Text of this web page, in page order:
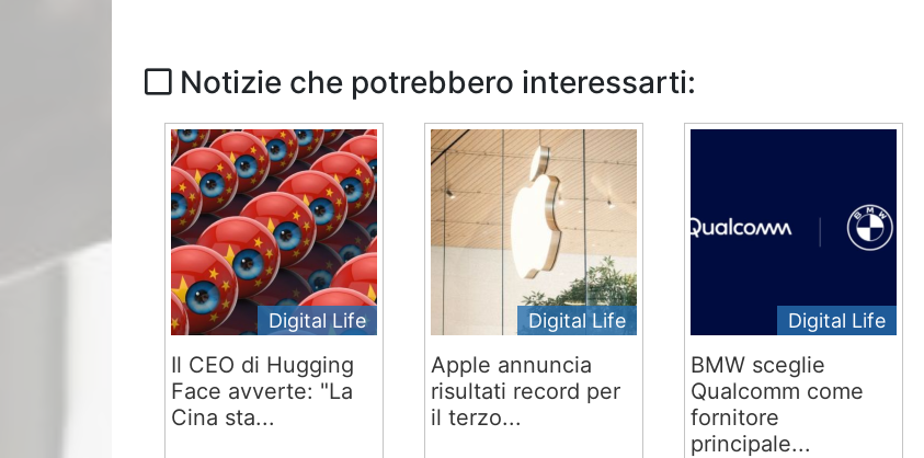
Notizie che potrebbero interessarti:
Digital Life
Il CEO di Hugging
Face avverte: "La
Cina sta...
Digital Life
Apple annuncia
risultati record per
il terzo...
Digital Life
BMW sceglie
Qualcomm come
fornitore
principale...